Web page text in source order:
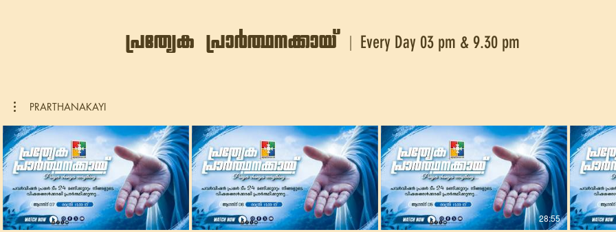
{]tXyI {]mÀ°\¡mbv Every Day 03 pm & 9.30 pm
PRARTHANAKAYI
28:55